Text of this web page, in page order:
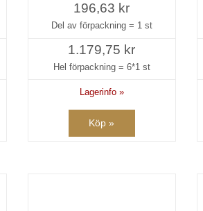
196,63 kr
Del av förpackning = 1 st
1.179,75 kr
Hel förpackning = 6*1 st
Lagerinfo »
Köp »